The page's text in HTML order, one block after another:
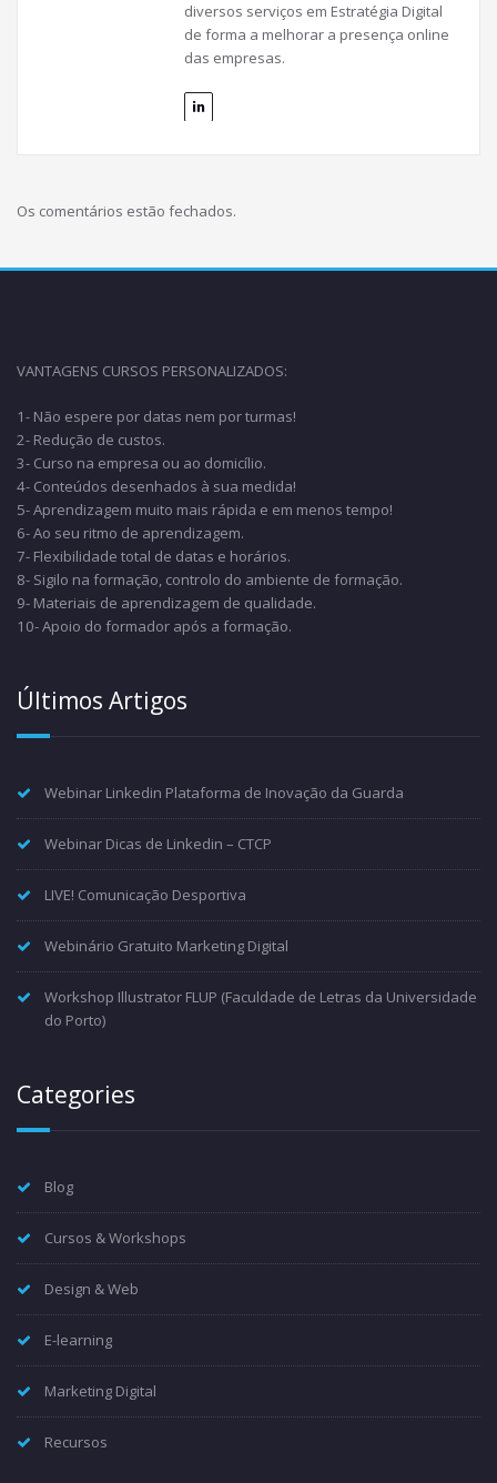
diversos serviços em Estratégia Digital
de forma a melhorar a presença online
das empresas.
Os comentários estão fechados.
VANTAGENS CURSOS PERSONALIZADOS:
1- Não espere por datas nem por turmas!
2- Redução de custos.
3- Curso na empresa ou ao domicílio.
4- Conteúdos desenhados à sua medida!
5- Aprendizagem muito mais rápida e em menos tempo!
6- Ao seu ritmo de aprendizagem.
7- Flexibilidade total de datas e horários.
8- Sigilo na formação, controlo do ambiente de formação.
9- Materiais de aprendizagem de qualidade.
10- Apoio do formador após a formação.
Últimos Artigos
Webinar Linkedin Plataforma de Inovação da Guarda
Webinar Dicas de Linkedin – CTCP
LIVE! Comunicação Desportiva
Webinário Gratuito Marketing Digital
Workshop Illustrator FLUP (Faculdade de Letras da Universidade
do Porto)
Categories
Blog
Cursos & Workshops
Design & Web
E-learning
Marketing Digital
Recursos